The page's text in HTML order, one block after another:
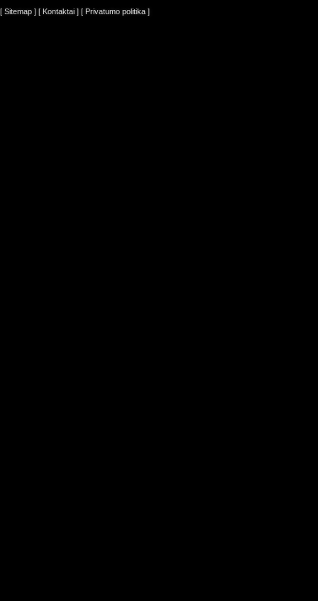
[ Sitemap ] [ Kontaktai ] [ Privatumo politika ]